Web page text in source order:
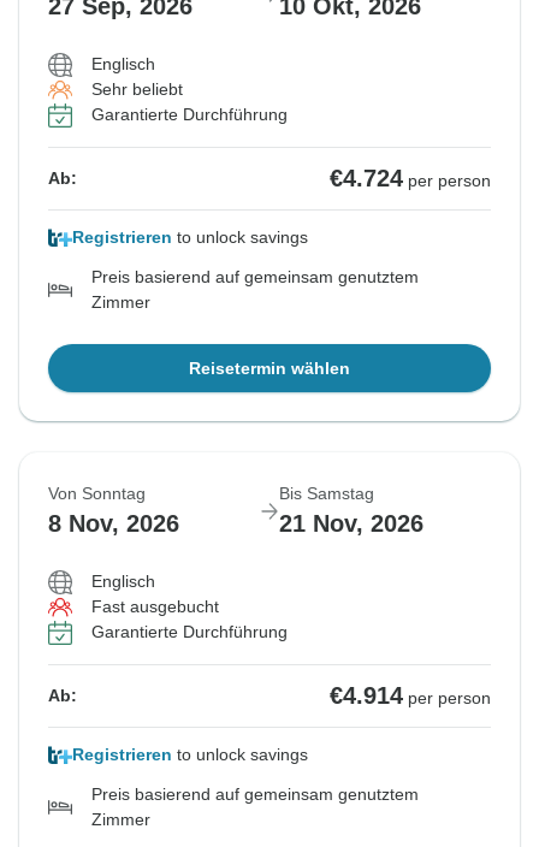
27 Sep, 2026 10 Okt, 2026
Englisch
Sehr beliebt
Garantierte Durchführung
Ab: €4.724 per person
Registrieren to unlock savings
Preis basierend auf gemeinsam genutztem
Zimmer
Reisetermin wählen
Von Sonntag
8 Nov, 2026
Bis Samstag
21 Nov, 2026
Englisch
Fast ausgebucht
Garantierte Durchführung
Ab: €4.914 per person
Registrieren to unlock savings
Preis basierend auf gemeinsam genutztem
Zimmer